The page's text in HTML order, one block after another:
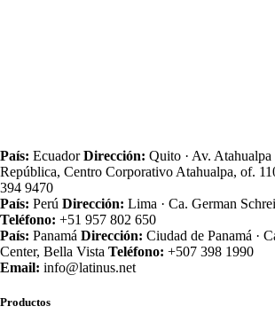
País: Ecuador Dirección: Quito · Av. Atahualpa
República, Centro Corporativo Atahualpa, of.
394 9470
País: Perú Dirección: Lima · Ca. German
Teléfono: +51 957 802 650
País: Panamá Dirección: Ciudad de Panamá ·
Center, Bella Vista Teléfono: +507 398 1990
Email: info@latinus.net
Productos